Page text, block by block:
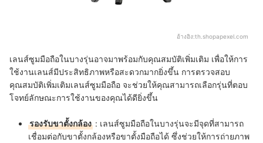
อ้างอิง:th.shopapexel.com
เลนส์ซูมมือถือในบางรุ่นอาจมาพร้อมกับคุณสมบัติเพิ่มเติม เพื่อให้การ
ใช้งานเลนส์มีประสิทธิภาพหรือสะดวกมากยิ่งขึ้น การตรวจสอบ
คุณสมบัติเพิ่มเติมเลนส์ซูมมือถือ จะช่วยให้คุณสามารถเลือกรุ่นที่ตอบ
โจทย์ลักษณะการใช้งานของคุณได้ดียิ่งขึ้น
รองรับขาตั้งกล้อง : เลนส์ซูมมือถือในบางรุ่นจะมีจุดที่สามารถ
เชื่อมต่อกับขาตั้งกล้องหรือขาตั้งมือถือได้ ซึ่งช่วยให้การถ่ายภาพ